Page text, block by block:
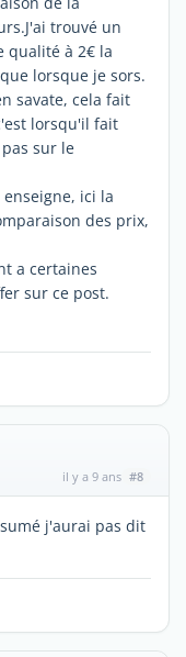
trouvé un
qualité à 2€ la
lorsque je sors.
savate, cela fait
lorsqu'il fait
sur le
ici la
des prix,
a certaines
sur ce post.
il y a 9 ans #8
j'aurai pas dit